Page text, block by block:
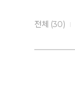
전체 (30) |